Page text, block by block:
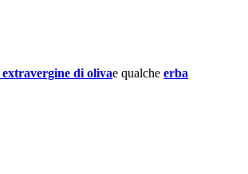
extravergine di olivae qualche erba